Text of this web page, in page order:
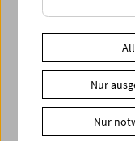
Share on
Nur
Nur